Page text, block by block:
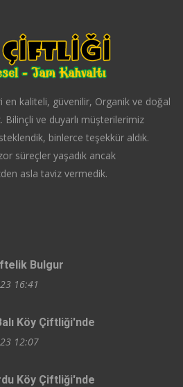
en kaliteli, güvenilir, Organik ve doğal
Bilinçli ve duyarlı müşterilerimiz
binlerce teşekkür aldık.
süreçler yaşadık ancak
asla taviz vermedik.
Bulgur
16:41
Köy Çiftliği'nde
12:07
Köy Çiftliği'nde